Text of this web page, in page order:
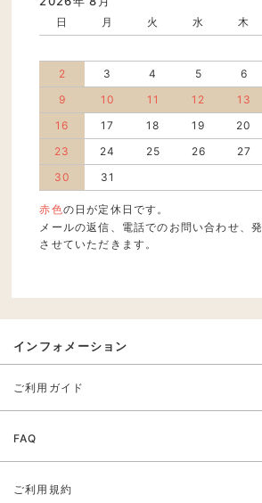
日 月 火 水 木
2
3 4 5 6
9
10 11 12 13
16
17 18 19 20
23
24 25 26 27
30
31
赤色の日が定休日です。
メールの返信、電話でのお問い合わせ、
させていただきます。
インフォメーション
ご利用ガイド
FAQ
ご利用規約